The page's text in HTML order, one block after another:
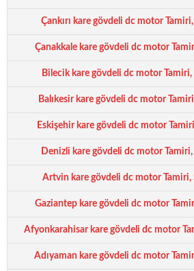
Çankırı kare gövdeli dc motor Tamiri,
Çanakkale kare gövdeli dc motor
Bilecik kare gövdeli dc motor Tamiri,
Balıkesir kare gövdeli dc motor Tamiri,
Eskişehir kare gövdeli dc motor Tamiri,
Denizli kare gövdeli dc motor Tamiri,
Artvin kare gövdeli dc motor Tamiri,
Gaziantep kare gövdeli dc motor
Afyonkarahisar kare gövdeli dc motor
Adıyaman kare gövdeli dc motor